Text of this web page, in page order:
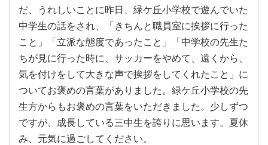
だ、うれしいことに昨日、緑ケ丘小学校で遊んでいた
中学生の話をされ、「きちんと職員室に挨拶に行った
こと」「立派な態度であったこと」「中学校の先生た
ちが見に行った時に、サッカーをやめて、遠くから、
気を付けをして大きな声で挨拶をしてくれたこと」に
ついてお褒めの言葉がありました。緑ケ丘小学校の先
生方からもお褒めの言葉をいただきました。少しずつ
ですが、成長している三中生を誇りに思います。夏休
み、元気に過ごしてください。